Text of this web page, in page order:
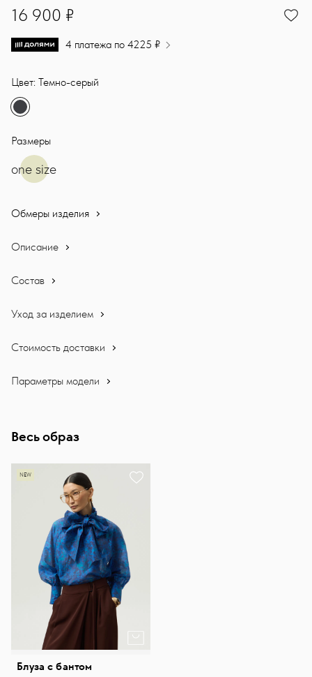
16900
16 900 ₽
4 платежа по 4225 ₽
Цвет: Темно-серый
Размеры
one size
Обмеры изделия
Описание
Состав
Уход за изделием
Стоимость доставки
Параметры модели
Весь образ
NEW
Блуза с бантом